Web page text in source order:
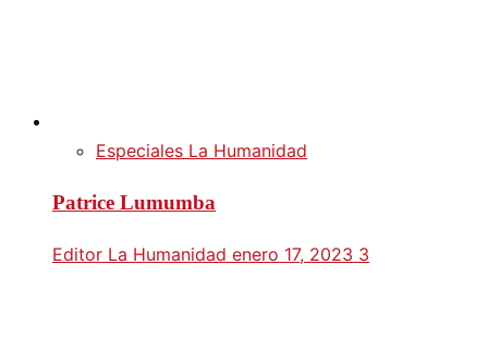
Especiales La Humanidad
Patrice Lumumba
Editor La Humanidad enero 17, 2023 3